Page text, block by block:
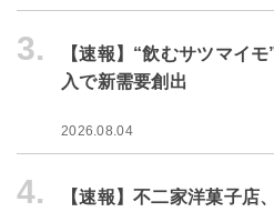
3.
【速報】“飲むサツマイ
入で新需要創出
2026.08.04
4.
【速報】不二家洋菓子店